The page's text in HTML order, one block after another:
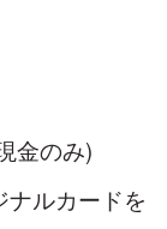
金のみ)
ルカードを